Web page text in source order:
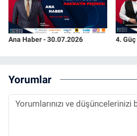
Ana Haber - 30.07.2026 4.
Yorumlar